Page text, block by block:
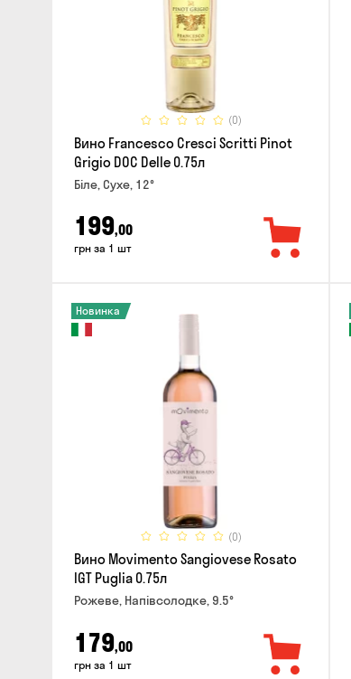
(0)
Вино Francesco Cresci Scritti Pinot
Grigio DOC Delle 0.75л
Біле, Сухе, 12°
199,00
грн за 1 шт
(0)
Новинка
Вино Movimento Sangiovese Rosato
IGT Puglia 0.75л
Рожеве, Напівсолодке, 9.5°
179,00
грн за 1 шт